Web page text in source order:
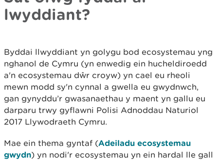
lwyddiant?
Byddai llwyddiant yn golygu bod ecosystemau yng
nghanol de Cymru (yn enwedig ein hucheldiroedd
a'n ecosystemau dŵr croyw) yn cael eu rheoli
mewn modd sy'n cynnal a gwella eu gwydnwch,
gan gynyddu’r gwasanaethau y maent yn gallu eu
darparu trwy gyflawni Polisi Adnoddau Naturiol
2017 Llywodraeth Cymru.
Mae ein thema gyntaf (Adeiladu ecosystemau
gwydn) yn nodi'r ecosystemau yn ein hardal lle gall